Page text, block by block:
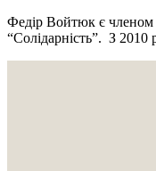
Федір Войтюк є членом
“Солідарність”. З